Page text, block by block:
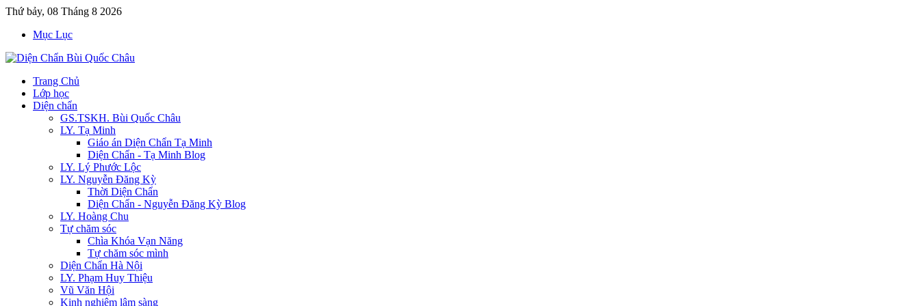
Thứ bảy, 08 Tháng 8 2026
Mục Lục
Trang Chủ
Lớp học
Diện chẩn
GS.TSKH. Bùi Quốc Châu
LY. Tạ Minh
Giáo án Diện Chẩn Tạ Minh
Diện Chẩn - Tạ Minh Blog
LY. Lý Phước Lộc
LY. Nguyễn Đăng Kỳ
Thời Diện Chẩn
Diện Chẩn - Nguyễn Đăng Kỳ Blog
LY. Hoàng Chu
Tự chăm sóc
Chìa Khóa Vạn Năng
Tự chăm sóc mình
Diện Chẩn Hà Nội
LY. Phạm Huy Thiệu
Vũ Văn Hội
Kinh nghiệm lâm sàng